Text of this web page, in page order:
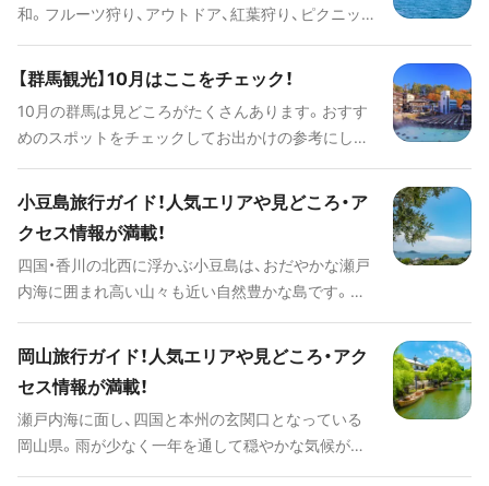
和。フルーツ狩り、アウトドア、紅葉狩り、ピクニッ
【群馬観光】10月はここをチェック！
10月の群馬は見どころがたくさんあります。おすす
めのスポットをチェックしてお出かけの参考にして
小豆島旅行ガイド！人気エリアや見どころ・ア
クセス情報が満載！
四国・香川の北西に浮かぶ小豆島は、おだやかな瀬戸
内海に囲まれ高い山々も近い自然豊かな島です。自
どこか懐かしい日本の原風景やイベントなど、都会
ではなかなか味わえない魅力がたくさんです。 今回
は、小豆島旅行の見どころ、人気の観光スポット、ご
当地グルメ、アクセスやホテル情報などをまるごと
紹介します。
岡山旅行ガイド！人気エリアや見どころ・アク
セス情報が満載！
瀬戸内海に面し、四国と本州の玄関口となっている
岡山県。雨が少なく一年を通して穏やかな気候が特